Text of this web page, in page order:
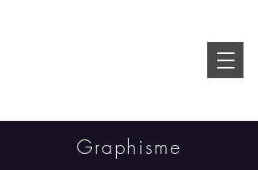
Graphisme